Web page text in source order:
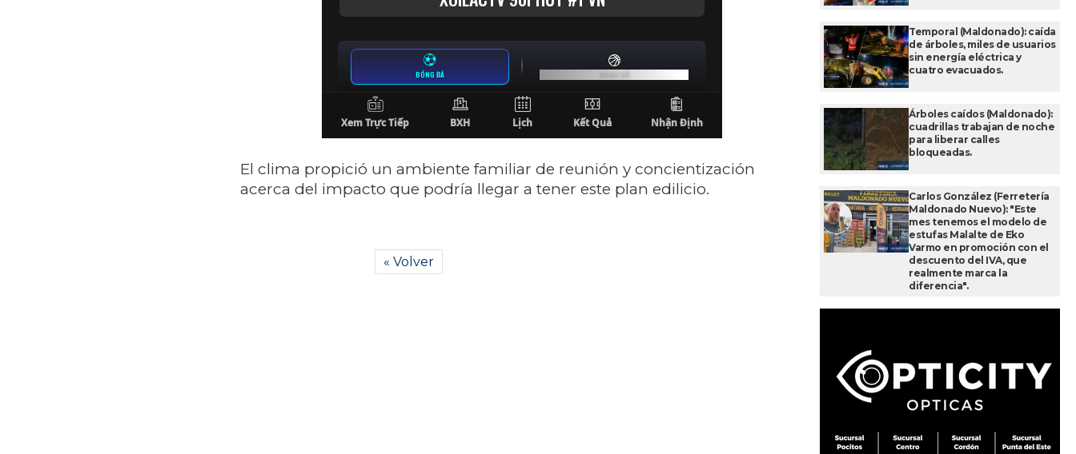
El clima propició un ambiente familiar de reunión y concientización
acerca del impacto que podría llegar a tener este plan edilicio.
« Volver
Temporal (Maldonado): caída
de árboles, miles de usuarios
sin energía eléctrica y
cuatro evacuados.
Árboles caídos (Maldonado):
cuadrillas trabajan de noche
para liberar calles
bloqueadas.
Carlos González (Ferretería
Maldonado Nuevo): "Este
mes tenemos el modelo de
estufas Malalte de Eko
Varmo en promoción con el
descuento del IVA, que
realmente marca la
diferencia".